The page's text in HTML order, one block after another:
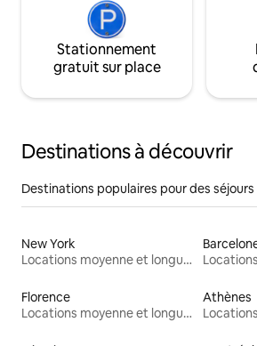
Stationnement
gratuit sur place
Destinations à découvrir
Destinations populaires pour des
New York
Locations moyenne et longue durée
Florence
Locations moyenne et longue durée
Athènes